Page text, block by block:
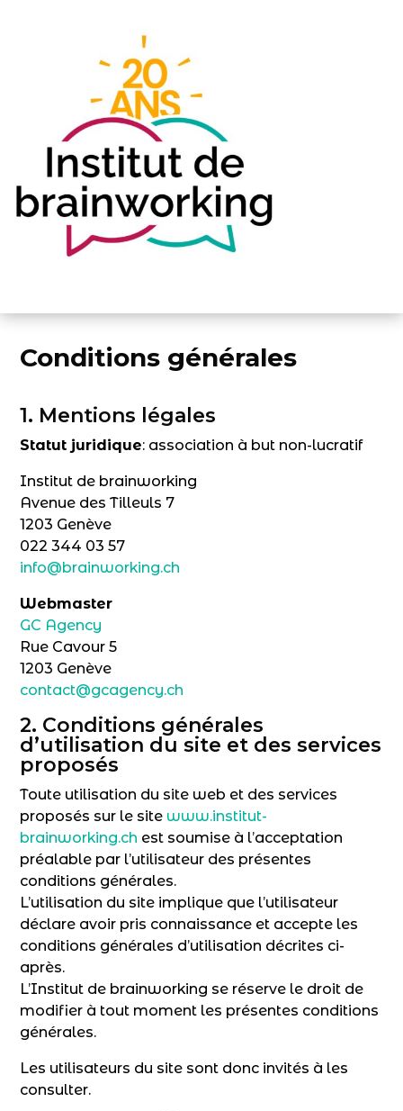
Conditions générales
1. Mentions légales
Statut juridique: association à but non-lucratif
Institut de brainworking
Avenue des Tilleuls 7
1203 Genève
022 344 03 57
info@brainworking.ch
Webmaster
GC Agency
Rue Cavour 5
1203 Genève
contact@gcagency.ch
2. Conditions générales
d’utilisation du site et des services
proposés
Toute utilisation du site web et des services
proposés sur le site www.institut-
brainworking.ch est soumise à l’acceptation
préalable par l’utilisateur des présentes
conditions générales.
L’utilisation du site implique que l’utilisateur
déclare avoir pris connaissance et accepte les
conditions générales d’utilisation décrites ci-
après.
L’Institut de brainworking se réserve le droit de
modifier à tout moment les présentes conditions
générales.
Les utilisateurs du site sont donc invités à les
consulter.